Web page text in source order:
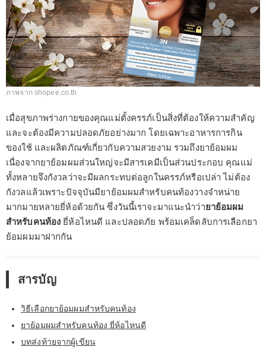
ภาพจาก shopee.co.th
เมื่อสุขภาพร่างกายของคุณแม่ตั้งครรภ์เป็นสิ่งที่ต้องให้ความสำคัญ
และจะต้องมีความปลอดภัยอย่างมาก โดยเฉพาะอาหารการกิน
ของใช้ และผลิตภัณฑ์เกี่ยวกับความสวยงาม รวมถึงยาย้อมผม
เนื่องจากยาย้อมผมส่วนใหญ่จะมีสารเคมีเป็นส่วนประกอบ คุณแม่
ทั้งหลายจึงกังวลว่าจะมีผลกระทบต่อลูกในครรภ์หรือเปล่า ไม่ต้อง
กังวลแล้วเพราะปัจจุบันมียาย้อมผมสำหรับคนท้องวางจำหน่าย
มากมายหลายยี่ห้อด้วยกัน ซึ่งวันนี้เราจะมาแนะนำว่ายาย้อมผม
สำหรับคนท้อง ยี่ห้อไหนดี และปลอดภัย พร้อมเคล็ดลับการเลือกยา
ย้อมผมมาฝากกัน
สารบัญ
วิธีเลือกยาย้อมผมสำหรับคนท้อง
ยาย้อมผมสำหรับคนท้อง ยี่ห้อไหนดี
บทส่งท้ายจากผู้เขียน